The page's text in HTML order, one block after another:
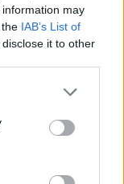
information may
IAB’s List of
it to other
or more Google
You may click to
party tags to
in below Google
ΠΑΠΑΔΌΠΟΥΛΟΣ